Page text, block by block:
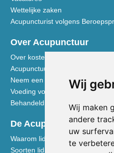
Wij
Wij maken
andere
uw
te
Wettelijke zaken
Acupuncturist volgens
Over Acupunctuur
Over kosten en vergoedingen
Acupunctuur toegelicht
Neem een kijkje in de praktijk
Voeding volgens de Vijf
Behandeldisciplines - TCG
De Acupuncturist
Waarom lid worden van de NVA
Soorten lidmaatschap NVA